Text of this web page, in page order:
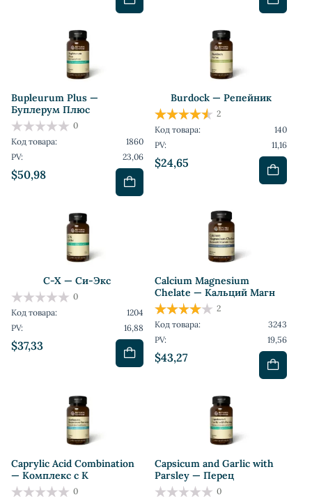
Bupleurum Plus —
Буплерум Плюс
$50,98
0
Код товара:
1860
PV:
23,06
Burdock — Репейник
$24,65
2
Код товара:
140
PV:
11,16
C-X — Си-Экс
$37,33
0
Код товара:
1204
PV:
16,88
Calcium Magnesium
Chelate — Кальций Магн
$43,27
2
Код товара:
3243
PV:
19,56
Caprylic Acid Combination
— Комплекс с К
0
Capsicum and Garlic with
Parsley — Перец
0